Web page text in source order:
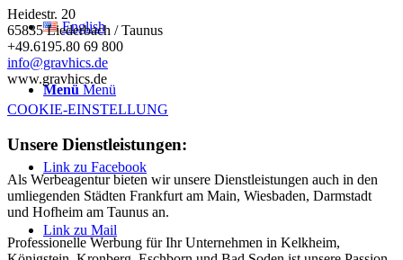
English
Menü Menü
Link zu Facebook
Link zu Mail
Heidestr. 20
65835 Liederbach / Taunus
+49.6195.80 69 800
info@gravhics.de
www.gravhics.de
COOKIE-EINSTELLUNG
Unsere Dienstleistungen:
Als Werbeagentur bieten wir unsere Dienstleistungen auch in den
umliegenden Städten Frankfurt am Main, Wiesbaden, Darmstadt
und Hofheim am Taunus an.
Professionelle Werbung für Ihr Unternehmen in Kelkheim,